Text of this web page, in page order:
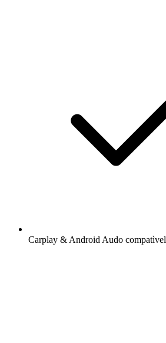
Carplay & Android Audo compatìvel